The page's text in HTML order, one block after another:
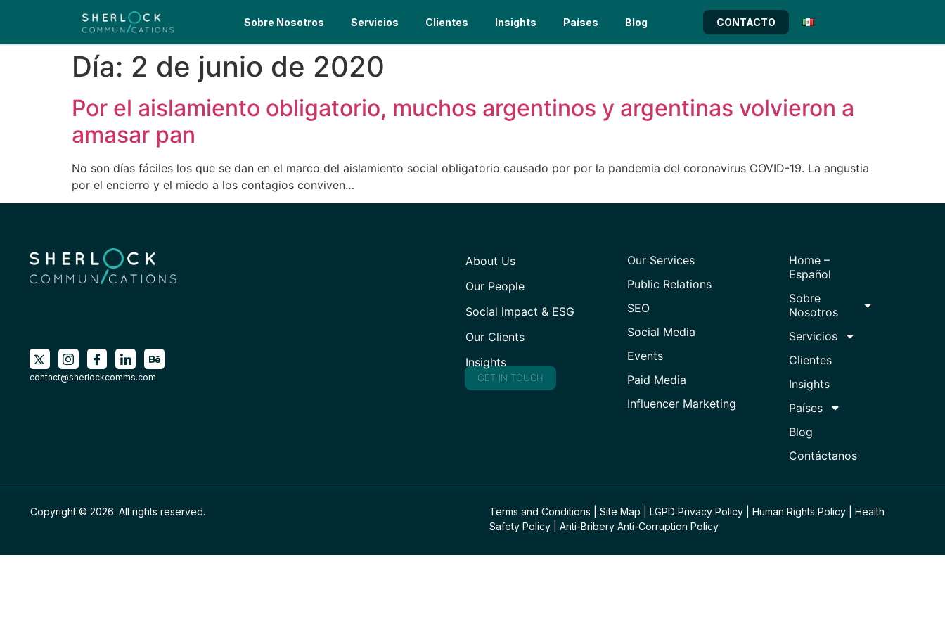
Sobre Nosotros Servicios Clientes Insights Países Blog CONTACTO
Día: 2 de junio de 2020
Por el aislamiento obligatorio, muchos argentinos y argentinas volvieron a
amasar pan
No son días fáciles los que se dan en el marco del aislamiento social obligatorio causado por por la pandemia del coronavirus COVID-19. La angustia
por el encierro y el miedo a los contagios conviven…
contact@sherlockcomms.com
About Us
Our People
Social impact & ESG
Our Clients
Insights
GET IN TOUCH
Our Services
Public Relations
SEO
Social Media
Events
Paid Media
Influencer Marketing
Home –
Español
Sobre
Nosotros
Servicios
Clientes
Insights
Países
Blog
Contáctanos
Copyright © 2026. All rights reserved. Terms and Conditions Site Map LGPD Privacy Policy| Human Rights Policy| Health
Safety Policy| Anti-Bribery Anti-Corruption Policy